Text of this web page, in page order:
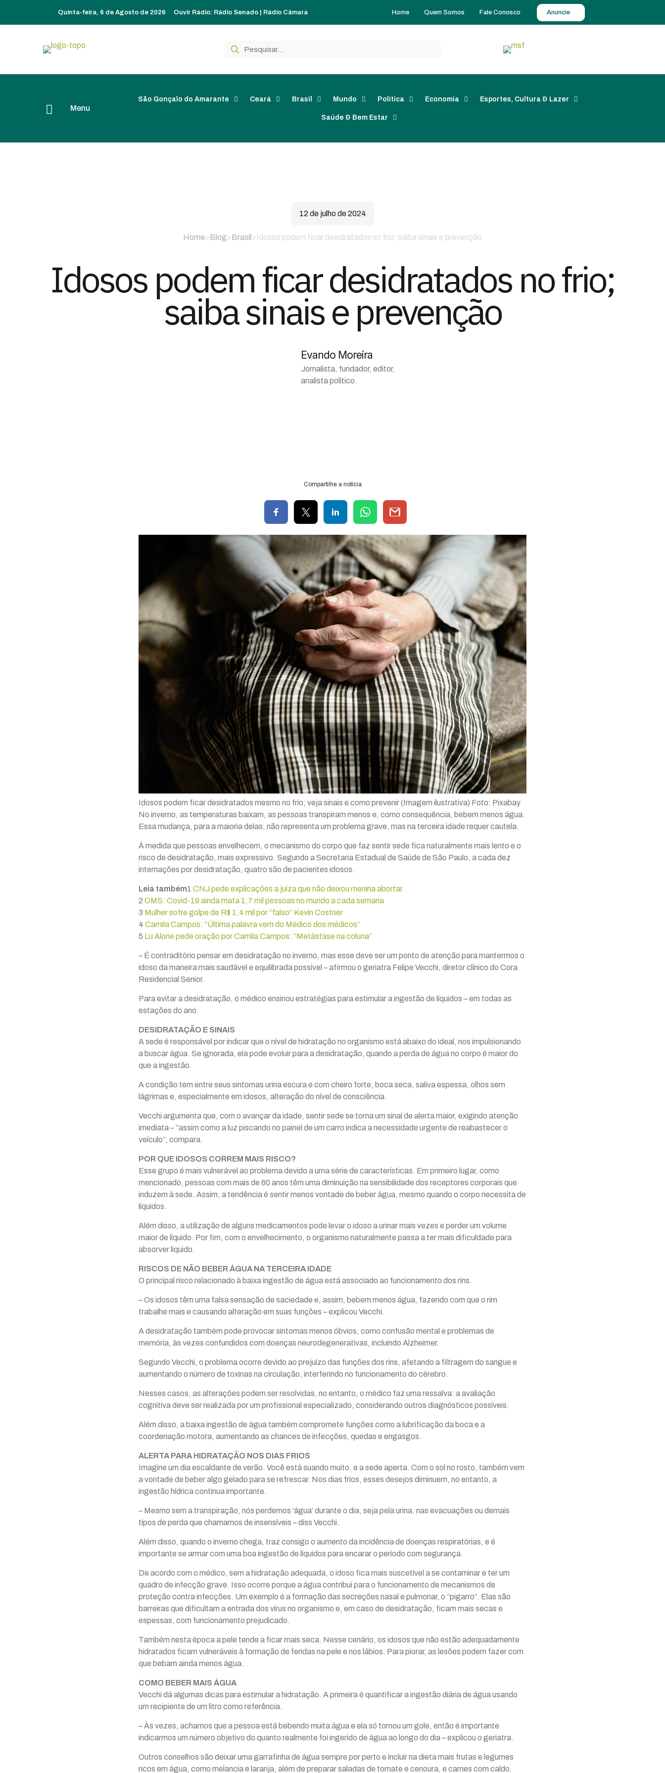
Quinta-feira, 6 de Agosto de 2026 Ouvir Rádio: Rádio Senado Rádio Câmara Home Quem Somos Fale Conosco Anuncie
Menu
São Gonçalo do Amarante Ceará Brasil Mundo Política Economia Esportes, Cultura & Lazer
Saúde & Bem Estar
12 de julho de 2024
Home>Blog>Brasil > Idosos podem ficar desidratados no frio; saiba sinais e prevenção
Idosos podem ficar desidratados no frio;
saiba sinais e prevenção
Evando Moreira
Jornalista, fundador, editor,
analista político.
Compartilhe a notícia
Idosos podem ficar desidratados mesmo no frio; veja sinais e como prevenir (Imagem ilustrativa) Foto: Pixabay
No inverno, as temperaturas baixam, as pessoas transpiram menos e, como consequência, bebem menos água.
Essa mudança, para a maioria delas, não representa um problema grave, mas na terceira idade requer cautela.
À medida que pessoas envelhecem, o mecanismo do corpo que faz sentir sede fica naturalmente mais lento e o
risco de desidratação, mais expressivo. Segundo a Secretaria Estadual de Saúde de São Paulo, a cada dez
internações por desidratação, quatro são de pacientes idosos.
Leia também1 CNJ pede explicações a juíza que não deixou menina abortar
2 OMS: Covid-19 ainda mata 1,7 mil pessoas no mundo a cada semana
3 Mulher sofre golpe de R$ 1,4 mil por “falso” Kevin Costner
4 Camila Campos: “Última palavra vem do Médico dos médicos”
5 Lu Alone pede oração por Camila Campos: “Metástase na coluna”
– É contraditório pensar em desidratação no inverno, mas esse deve ser um ponto de atenção para mantermos o
idoso da maneira mais saudável e equilibrada possível – afirmou o geriatra Felipe Vecchi, diretor clínico do Cora
Residencial Senior.
Para evitar a desidratação, o médico ensinou estratégias para estimular a ingestão de líquidos – em todas as
estações do ano.
DESIDRATAÇÃO E SINAIS
A sede é responsável por indicar que o nível de hidratação no organismo está abaixo do ideal, nos impulsionando
a buscar água. Se ignorada, ela pode evoluir para a desidratação, quando a perda de água no corpo é maior do
que a ingestão.
A condição tem entre seus sintomas urina escura e com cheiro forte, boca seca, saliva espessa, olhos sem
lágrimas e, especialmente em idosos, alteração do nível de consciência.
Vecchi argumenta que, com o avançar da idade, sentir sede se torna um sinal de alerta maior, exigindo atenção
imediata – “assim como a luz piscando no painel de um carro indica a necessidade urgente de reabastecer o
veículo”, compara.
POR QUE IDOSOS CORREM MAIS RISCO?
Esse grupo é mais vulnerável ao problema devido a uma série de características. Em primeiro lugar, como
mencionado, pessoas com mais de 60 anos têm uma diminuição na sensibilidade dos receptores corporais que
induzem à sede. Assim, a tendência é sentir menos vontade de beber água, mesmo quando o corpo necessita de
líquidos.
Além disso, a utilização de alguns medicamentos pode levar o idoso a urinar mais vezes e perder um volume
maior de líquido. Por fim, com o envelhecimento, o organismo naturalmente passa a ter mais dificuldade para
absorver líquido.
RISCOS DE NÃO BEBER ÁGUA NA TERCEIRA IDADE
O principal risco relacionado à baixa ingestão de água está associado ao funcionamento dos rins.
– Os idosos têm uma falsa sensação de saciedade e, assim, bebem menos água, fazendo com que o rim
trabalhe mais e causando alteração em suas funções – explicou Vecchi.
A desidratação também pode provocar sintomas menos óbvios, como confusão mental e problemas de
memória, às vezes confundidos com doenças neurodegenerativas, incluindo Alzheimer.
Segundo Vecchi, o problema ocorre devido ao prejuízo das funções dos rins, afetando a filtragem do sangue e
aumentando o número de toxinas na circulação, interferindo no funcionamento do cérebro.
Nesses casos, as alterações podem ser resolvidas, no entanto, o médico faz uma ressalva: a avaliação
cognitiva deve ser realizada por um profissional especializado, considerando outros diagnósticos possíveis.
Além disso, a baixa ingestão de água também compromete funções como a lubrificação da boca e a
coordenação motora, aumentando as chances de infecções, quedas e engasgos.
ALERTA PARA HIDRATAÇÃO NOS DIAS FRIOS
Imagine um dia escaldante de verão. Você está suando muito, e a sede aperta. Com o sol no rosto, também vem
a vontade de beber algo gelado para se refrescar. Nos dias frios, esses desejos diminuem, no entanto, a
ingestão hídrica continua importante.
– Mesmo sem a transpiração, nós perdemos ‘água’ durante o dia, seja pela urina, nas evacuações ou demais
tipos de perda que chamamos de insensíveis – diss Vecchi.
Além disso, quando o inverno chega, traz consigo o aumento da incidência de doenças respiratórias, e é
importante se armar com uma boa ingestão de líquidos para encarar o período com segurança.
De acordo com o médico, sem a hidratação adequada, o idoso fica mais suscetível a se contaminar e ter um
quadro de infecção grave. Isso ocorre porque a água contribui para o funcionamento de mecanismos de
proteção contra infecções. Um exemplo é a formação das secreções nasal e pulmonar, o “pigarro”. Elas são
barreiras que dificultam a entrada dos vírus no organismo e, em caso de desidratação, ficam mais secas e
espessas, com funcionamento prejudicado.
Também nesta época a pele tende a ficar mais seca. Nesse cenário, os idosos que não estão adequadamente
hidratados ficam vulneráveis à formação de feridas na pele e nos lábios. Para piorar, as lesões podem fazer com
que bebam ainda menos água.
COMO BEBER MAIS ÁGUA
Vecchi dá algumas dicas para estimular a hidratação. A primeira é quantificar a ingestão diária de água usando
um recipiente de um litro como referência.
– Às vezes, achamos que a pessoa está bebendo muita água e ela só tomou um gole, então é importante
indicarmos um número objetivo do quanto realmente foi ingerido de água ao longo do dia – explicou o geriatra.
Outros conselhos são deixar uma garrafinha de água sempre por perto e incluir na dieta mais frutas e legumes
ricos em água, como melancia e laranja, além de preparar saladas de tomate e cenoura, e carnes com caldo.